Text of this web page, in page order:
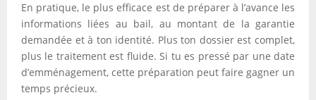
En pratique, le plus efficace est de préparer à l’avance les
informations liées au bail, au montant de la garantie
demandée et à ton identité. Plus ton dossier est complet,
plus le traitement est fluide. Si tu es pressé par une date
d’emménagement, cette préparation peut faire gagner un
temps précieux.